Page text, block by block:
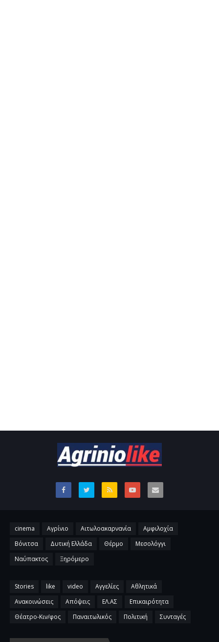
cinema Αγρίνιο Αιτωλοακαρνανία
Αμφιλοχία
Βόνιτσα
Δυτική Ελλάδα Θέρμο
Μεσολόγγι
Ναύπακτος
Ξηρόμερο
Stories like video Αγγελίες
Αθλητικά
Ανακοινώσεις
Απόψεις ΕΛ.ΑΣ
Επικαιρότητα
Θέατρο-Κιν/φος
Παναιτωλικός Πολιτική Συνταγές